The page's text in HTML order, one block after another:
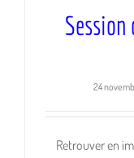
24
Retrouver en